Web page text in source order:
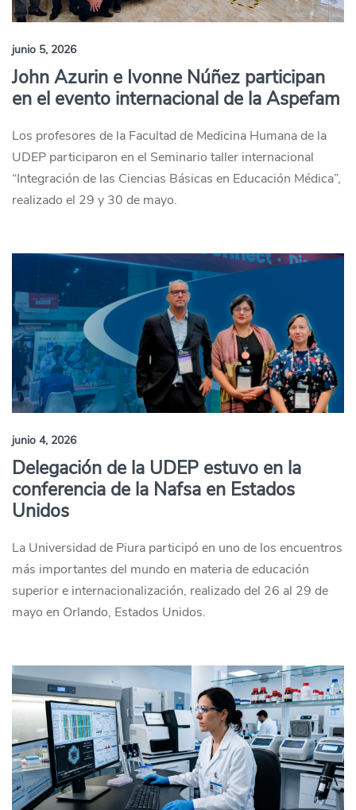
junio 5, 2026
John Azurin e Ivonne Núñez participan
en el evento internacional de la Aspefam
Los profesores de la Facultad de Medicina Humana de la
UDEP participaron en el Seminario taller internacional
“Integración de las Ciencias Básicas en Educación Médica”,
realizado el 29 y 30 de mayo.
junio 4, 2026
Delegación de la UDEP estuvo en la
conferencia de la Nafsa en Estados
Unidos
La Universidad de Piura participó en uno de los encuentros
más importantes del mundo en materia de educación
superior e internacionalización, realizado del 26 al 29 de
mayo en Orlando, Estados Unidos.